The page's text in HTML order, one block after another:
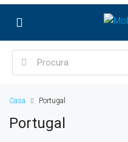
Casa Portugal
Portugal